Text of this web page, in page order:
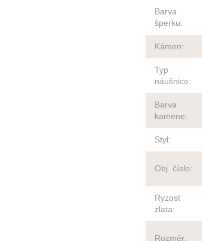
Barva
šperku:
Kámen:
Typ
náušnice:
Barva
kamene:
Styl:
Obj. číslo:
Ryzost
zlata:
Rozměr: